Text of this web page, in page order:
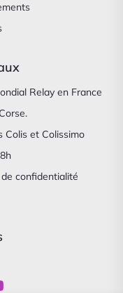
Relay en France
Colis et Colissimo
confidentialité